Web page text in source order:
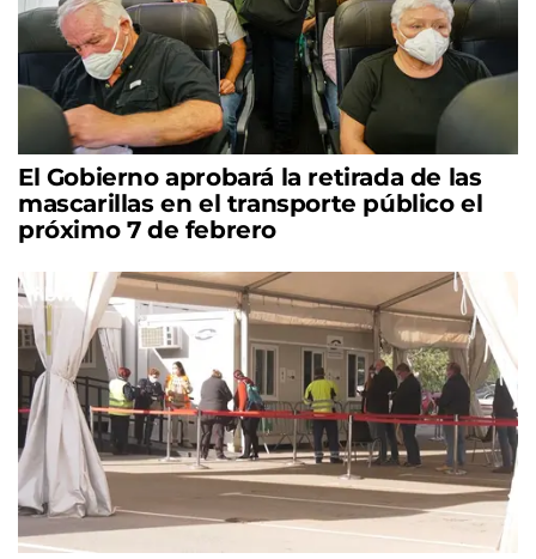
El Gobierno aprobará la retirada de las
mascarillas en el transporte público el
próximo 7 de febrero